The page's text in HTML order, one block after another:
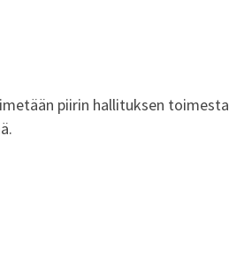
piirin hallituksen toimesta